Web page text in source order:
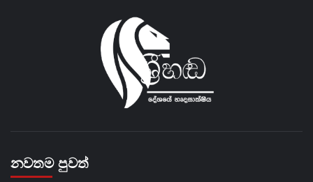
නවතම පුවත්